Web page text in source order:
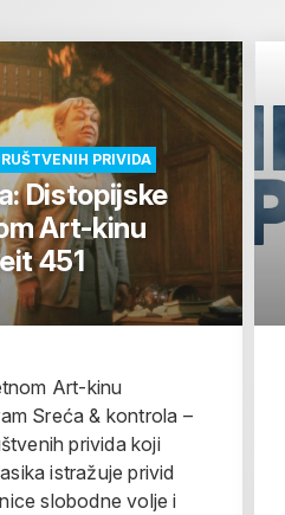
PRIVIDA
Distopijske
Art-kinu
451
Art-kinu
Sreća & kontrola –
privida koji
istražuje privid
slobodne volje i